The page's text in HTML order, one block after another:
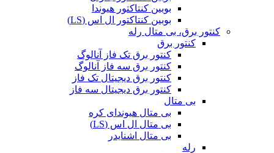
بوبین کنتاکتور هیوندا
بوبین کنتاکتور ال اس (LS)
کنتور برق، بی متال رله
کنتور برق
کنتور برق تک فاز آنالوگ
کنتور برق سه فاز آنالوگ
کنتور برق دیجیتال تک فاز
کنتور برق دیجیتال سه فاز
بی متال
بی متال هیوندای کره
بی متال ال اس (LS)
بی متال اشنایدر
رله